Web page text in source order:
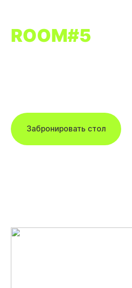
ROOM#5
Забронировать стол